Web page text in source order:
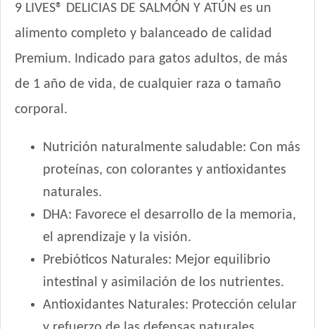
Nutrique Urinary Care Cat
Nutrique Young Adult Cat Healthy Maintenance
Nutrique Young Adult Cat Sterilised / Healthy Weight
Old Prince Equilibrium Gato Adulto Esterilizado
Old Prince Premium Gato Adulto
Old Prince Proteínas Noveles Gato Adulto Cordero y Arroz
Integral
Old Prince Proteínas Noveles Gato Adulto Esterilizado Cordero
y Arroz Integral
One Gato Adulto Pollo y Salmón
Pachá Gato Sabor Pescado
Pampa Gato Adulto
Pipón Pipón Gato Adulto
Pro Plan Gato Adulto
9 LIVES® DELICIAS DE SALMÓN Y ATÚN es un
alimento completo y balanceado de calidad
Premium. Indicado para gatos adultos, de más
de 1 año de vida, de cualquier raza o tamaño
corporal.
Nutrición naturalmente saludable: Con más
proteínas, con colorantes y antioxidantes
naturales.
DHA: Favorece el desarrollo de la memoria,
el aprendizaje y la visión.
Prebióticos Naturales: Mejor equilibrio
intestinal y asimilación de los nutrientes.
Antioxidantes Naturales: Protección celular